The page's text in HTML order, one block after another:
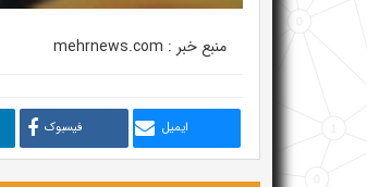
منبع خبر : mehrnews.com
ایمیل فیسبوک